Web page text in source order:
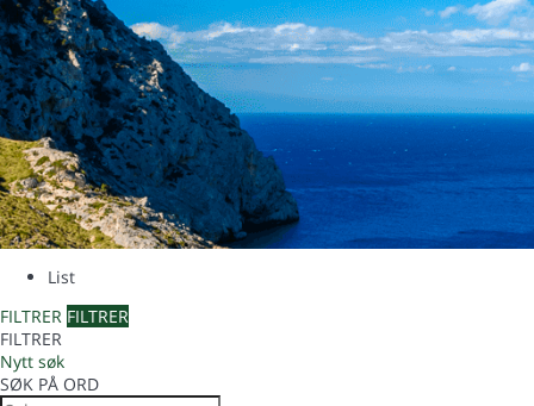
List
FILTRER FILTRER
FILTRER
Nytt søk
SØK PÅ ORD